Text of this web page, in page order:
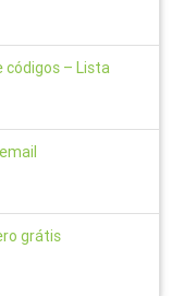
códigos – Lista
grátis